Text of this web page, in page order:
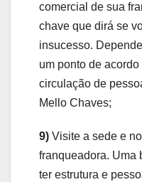
comercial de sua
chave que dirá se
insucesso.
um ponto de
circulação de
Mello Chaves;
9) Visite a sede e
franqueadora. Uma
ter estrutura e